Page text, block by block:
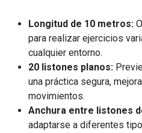
Longitud de 10 metros:
para realizar ejercicios
cualquier entorno.
20 listones planos:
una práctica segura,
movimientos.
Anchura entre listones
adaptarse a diferentes